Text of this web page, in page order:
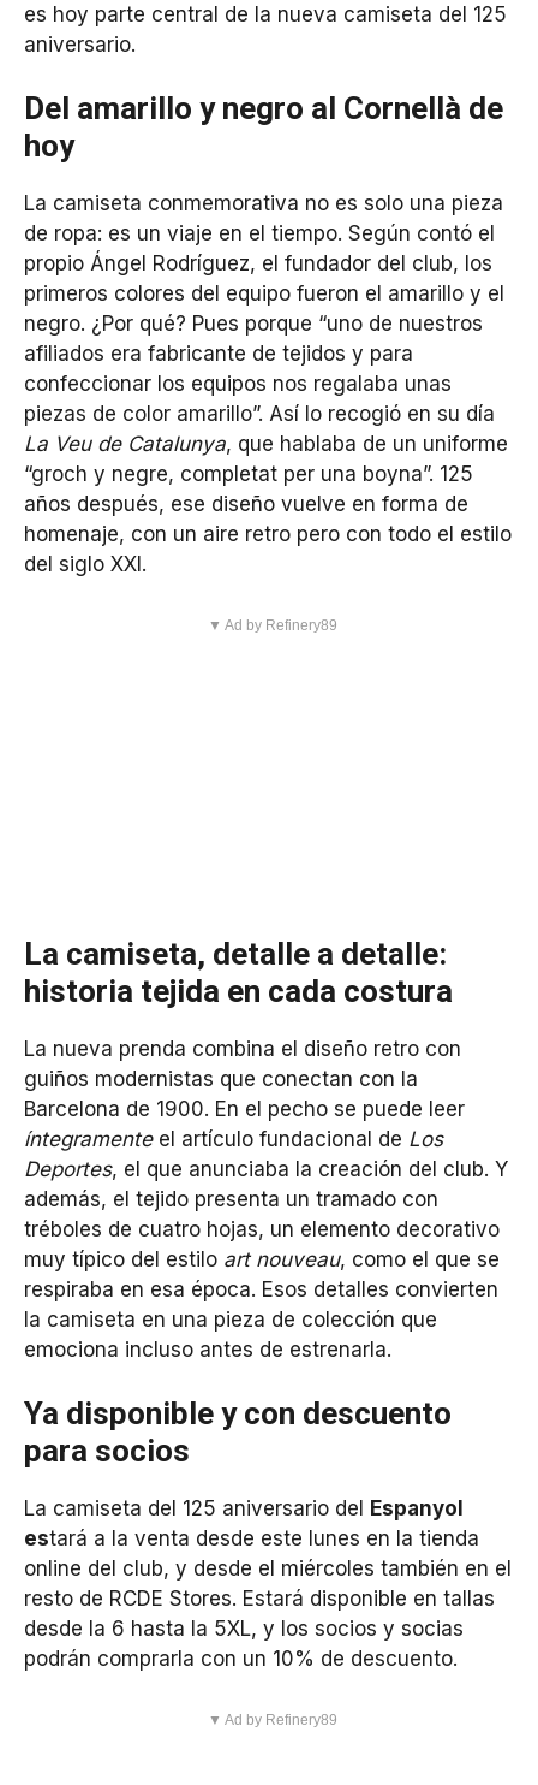
es hoy parte central de la nueva camiseta del 125
aniversario.
Del amarillo y negro al Cornellà de
hoy
La camiseta conmemorativa no es solo una pieza
de ropa: es un viaje en el tiempo. Según contó el
propio Ángel Rodríguez, el fundador del club, los
primeros colores del equipo fueron el amarillo y el
negro. ¿Por qué? Pues porque “uno de nuestros
afiliados era fabricante de tejidos y para
confeccionar los equipos nos regalaba unas
piezas de color amarillo”. Así lo recogió en su día
La Veu de Catalunya, que hablaba de un uniforme
“groch y negre, completat per una boyna”. 125
años después, ese diseño vuelve en forma de
homenaje, con un aire retro pero con todo el estilo
del siglo XXI.
▼ Ad by Refinery89
La camiseta, detalle a detalle:
historia tejida en cada costura
La nueva prenda combina el diseño retro con
guiños modernistas que conectan con la
Barcelona de 1900. En el pecho se puede leer
íntegramenteel artículo fundacional de Los
Deportes, el que anunciaba la creación del club. Y
además, el tejido presenta un tramado con
tréboles de cuatro hojas, un elemento decorativo
muy típico del estilo art nouveau, como el que se
respiraba en esa época. Esos detalles convierten
la camiseta en una pieza de colección que
emociona incluso antes de estrenarla.
Ya disponible y con descuento
para socios
La camiseta del 125 aniversario del
Espanyol
estará a la venta desde este lunes en la tienda
online del club, y desde el miércoles también en el
resto de RCDE Stores. Estará disponible en tallas
desde la 6 hasta la 5XL, y los socios y socias
podrán comprarla con un 10% de descuento.
▼ Ad by Refinery89